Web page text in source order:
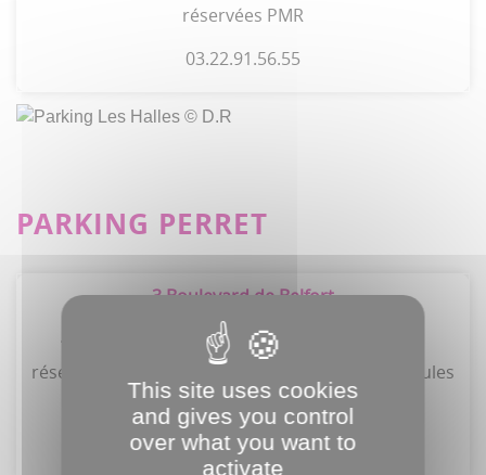
réservées PMR
03.22.91.56.55
PARKING PERRET
3 Boulevard de Belfort
430 places de stationnement
réservées PMR et 4 points de charge pour véhicules
électriques
03.22.91.75.69
This site uses cookies
and gives you control
over what you want to
activate